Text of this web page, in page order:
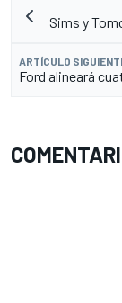
Sims y
ARTÍCULO
Ford alineará